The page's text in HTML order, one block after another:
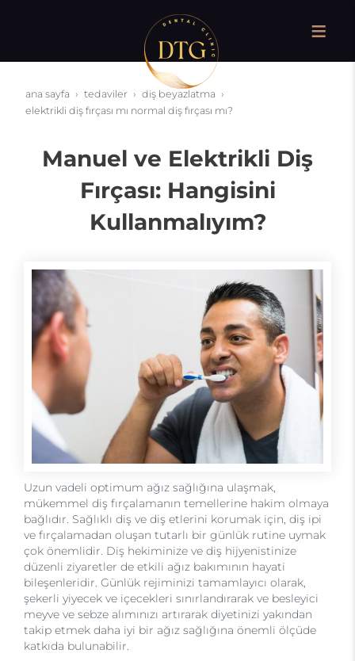
ana sayfa tedaviler
diş beyazlatma
elektrikli diş fırçası mı normal diş fırçası mı?
Manuel ve Elektrikli Diş
Fırçası: Hangisini
Kullanmalıyım?
Uzun vadeli optimum ağız sağlığına ulaşmak,
mükemmel diş fırçalamanın temellerine hakim olmaya
bağlıdır. Sağlıklı diş ve diş etlerini korumak için, diş ipi
ve fırçalamadan oluşan tutarlı bir günlük rutine uymak
çok önemlidir. Diş hekiminize ve diş hijyenistinize
düzenli ziyaretler de etkili ağız bakımının hayati
bileşenleridir. Günlük rejiminizi tamamlayıcı olarak,
şekerli yiyecek ve içecekleri sınırlandırarak ve besleyici
meyve ve sebze alımınızı artırarak diyetinizi yakından
takip etmek daha iyi bir ağız sağlığına önemli ölçüde
katkıda bulunabilir.